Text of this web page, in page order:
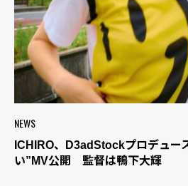
NEWS
ICHIRO、D3adStockプロデュー
い”MV公開 監督は鴨下大輝